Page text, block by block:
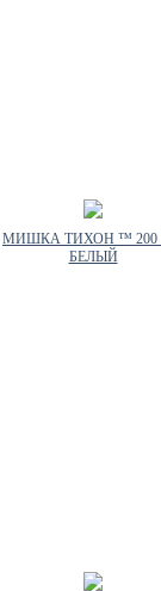
МИШКА ТИХОН ™
БЕЛЫЙ